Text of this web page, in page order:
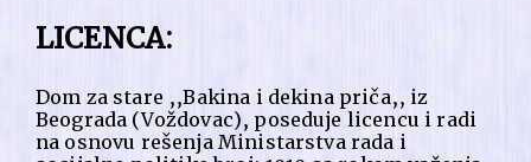
LICENCA:
Dom za stare ,,Bakina i dekina priča,, iz
Beograda (Voždovac), poseduje licencu i radi
na osnovu rešenja Ministarstva rada i